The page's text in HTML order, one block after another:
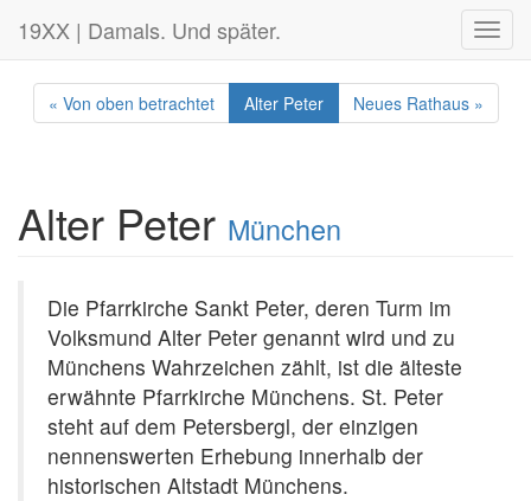
19XX | Damals. Und später.
« Von oben betrachtet Alter Peter Neues Rathaus »
Alter Peter München
Die Pfarrkirche Sankt Peter, deren Turm im
Volksmund Alter Peter genannt wird und zu
Münchens Wahrzeichen zählt, ist die älteste
erwähnte Pfarrkirche Münchens. St. Peter
steht auf dem Petersbergl, der einzigen
nennenswerten Erhebung innerhalb der
historischen Altstadt Münchens.